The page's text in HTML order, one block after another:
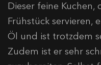
Dieser feine
Frühstück servieren,
Öl und ist trotzdem
Zudem ist er sehr